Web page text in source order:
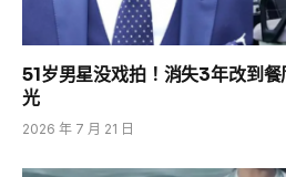
51岁男星没戏拍！消失3年改到
光
2026 年 7 月 21 日